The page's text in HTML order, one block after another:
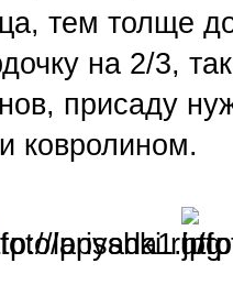
тем толще
на 2/3,
присаду
ковролином.